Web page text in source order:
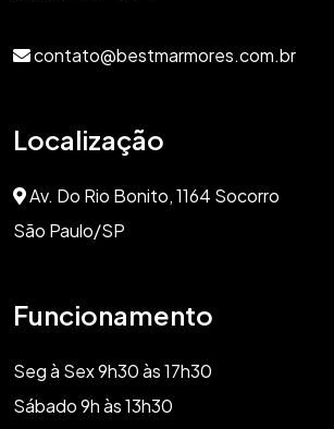
contato@bestmarmores.com.br
Localização
Av. Do Rio Bonito, 1164 Socorro
São Paulo/SP
Funcionamento
Seg à Sex 9h30 às 17h30
Sábado 9h às 13h30